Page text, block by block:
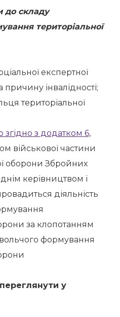
до складу
територіальної
експертної
причину інвалідності;
територіальної
з додатком 6,
військової частини
оборони Збройних
керівництвом і
діяльність
за клопотанням
формування
у